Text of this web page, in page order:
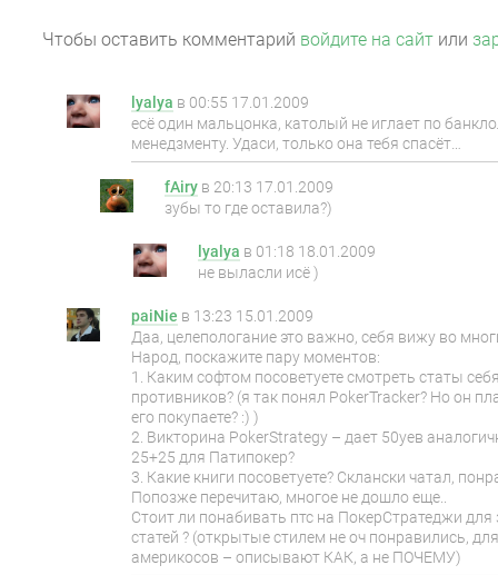
Чтобы оставить комментарий войдите на сайтили
lyalya в 00:55 17.01.2009
есё один мальцонка, католый не иглает по
менедзменту. Удаси, только она тебя спасёт…
fAiry в 20:13 17.01.2009
зубы то где оставила?)
lyalya в 01:18 18.01.2009
не выласли исё )
paiNie в 13:23 15.01.2009
Даа, целепологание это важно, себя вижу во
Народ, поскажите пару моментов:
1. Каким софтом посоветуете смотреть статы
противников? (я так понял PokerTracker? Но он
его покупаете? :) )
2. Викторина PokerStrategy – дает 50уев
25+25 для Патипокер?
3. Какие книги посоветуете? Склански чатал,
Попозже перечитаю, многое не дошло еще..
Стоит ли понабивать птс на ПокерСтратеджи
статей ? (открытые стилем не оч понравились,
америкосов – описывают КАК, а не ПОЧЕМУ)